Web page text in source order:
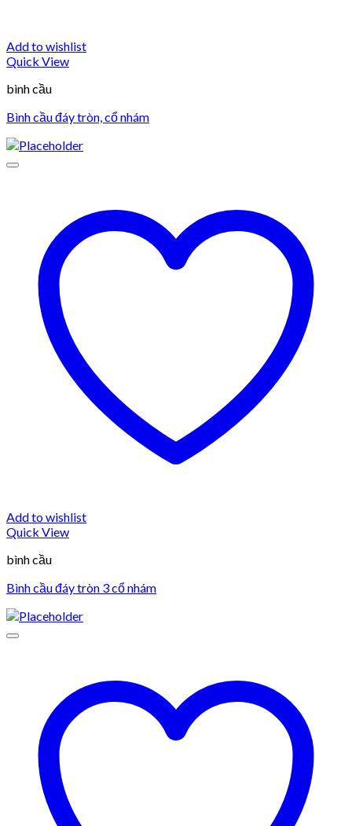
Add to wishlist
Quick View
bình cầu
Bình cầu đáy tròn, cổ nhám
Add to wishlist
Quick View
bình cầu
Bình cầu đáy tròn 3 cổ nhám